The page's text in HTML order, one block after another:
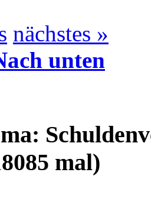
nächstes »
unten
mal)